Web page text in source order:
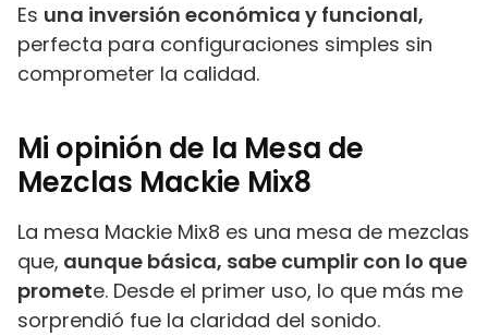
Es una inversión económica y funcional,
perfecta para configuraciones simples sin
comprometer la calidad.
Mi opinión de la Mesa de
Mezclas Mackie Mix8
La mesa Mackie Mix8 es una mesa de mezclas
que, aunque básica, sabe cumplir con lo que
promete. Desde el primer uso, lo que más me
sorprendió fue la claridad del sonido.